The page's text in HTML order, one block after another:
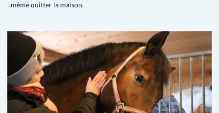
même quitter la maison.